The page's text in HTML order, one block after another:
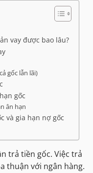
vay được bao lâu?
gốc lẫn lãi)
gốc
ân hạn
và gia hạn nợ gốc
trả tiền gốc. Việc trả
thuận với ngân hàng.